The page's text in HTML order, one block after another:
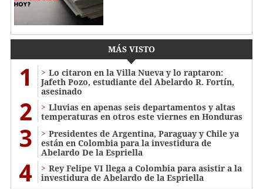
MÁS VISTO
1
Lo citaron en la Villa Nueva y lo raptaron:
Jafeth Pozo, estudiante del Abelardo R. Fortín,
asesinado
2
Lluvias en apenas seis departamentos y altas
temperaturas en otros este viernes en Honduras
3
Presidentes de Argentina, Paraguay y Chile ya
están en Colombia para la investidura de
Abelardo De la Espriella
4
Rey Felipe VI llega a Colombia para asistir a la
investidura de Abelardo de la Espriella